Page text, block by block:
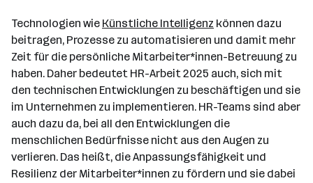
Technologien wie Künstliche Intelligenz können dazu
beitragen, Prozesse zu automatisieren und damit mehr
Zeit für die persönliche Mitarbeiter*innen-Betreuung zu
haben. Daher bedeutet HR-Arbeit 2025 auch, sich mit
den technischen Entwicklungen zu beschäftigen und sie
im Unternehmen zu implementieren. HR-Teams sind aber
auch dazu da, bei all den Entwicklungen die
menschlichen Bedürfnisse nicht aus den Augen zu
verlieren. Das heißt, die Anpassungsfähigkeit und
Resilienz der Mitarbeiter*innen zu fördern und sie dabei